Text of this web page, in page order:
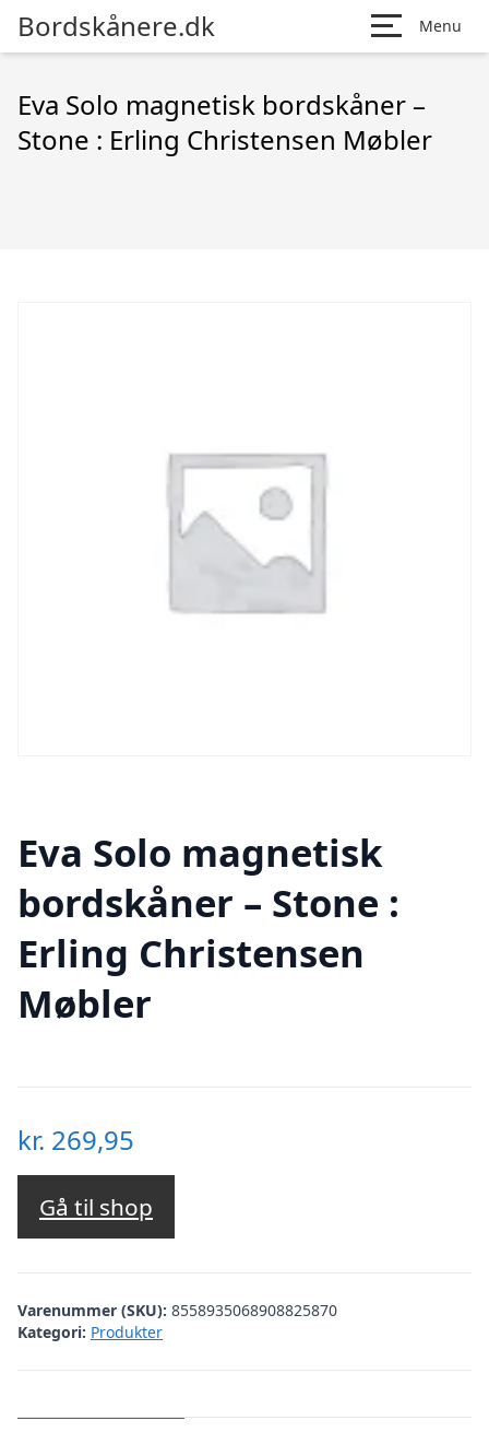
Bordskånere.dk Menu
Eva Solo magnetisk bordskåner –
Stone : Erling Christensen Møbler
Eva Solo magnetisk
bordskåner – Stone :
Erling Christensen
Møbler
kr. 269,95
Gå til shop
Varenummer (SKU): 8558935068908825870
Kategori: Produkter